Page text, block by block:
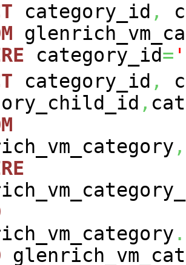
category_id ,
category_id=
category_id ,
,
,
.